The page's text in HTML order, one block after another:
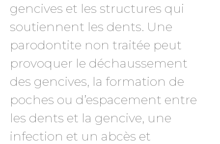
gencives et les structures qui
soutiennent les dents. Une
parodontite non traitée peut
provoquer le déchaussement
des gencives, la formation de
poches ou d’espacement entre
les dents et la gencive, une
infection et un abcès et